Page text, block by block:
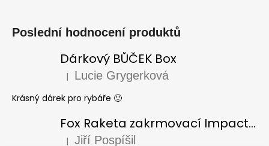
Poslední hodnocení produktů
Dárkový BŮČEK Box
Hodnocení produktu je 5 z 5 hvězdiček.
| Lucie Grygerková
Krásný dárek pro rybáře 🙂
Fox Raketa zakrmovací Impact Spod
| Jiří Pospíšil